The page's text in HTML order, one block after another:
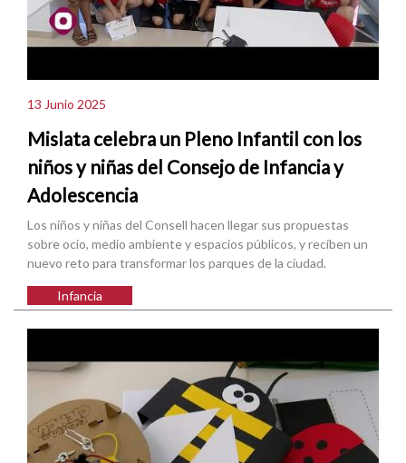
13 Junio 2025
Mislata celebra un Pleno Infantil con los
niños y niñas del Consejo de Infancia y
Adolescencia
Los niños y niñas del Consell hacen llegar sus propuestas
sobre ocio, medio ambiente y espacios públicos, y reciben un
nuevo reto para transformar los parques de la ciudad.
Infancia